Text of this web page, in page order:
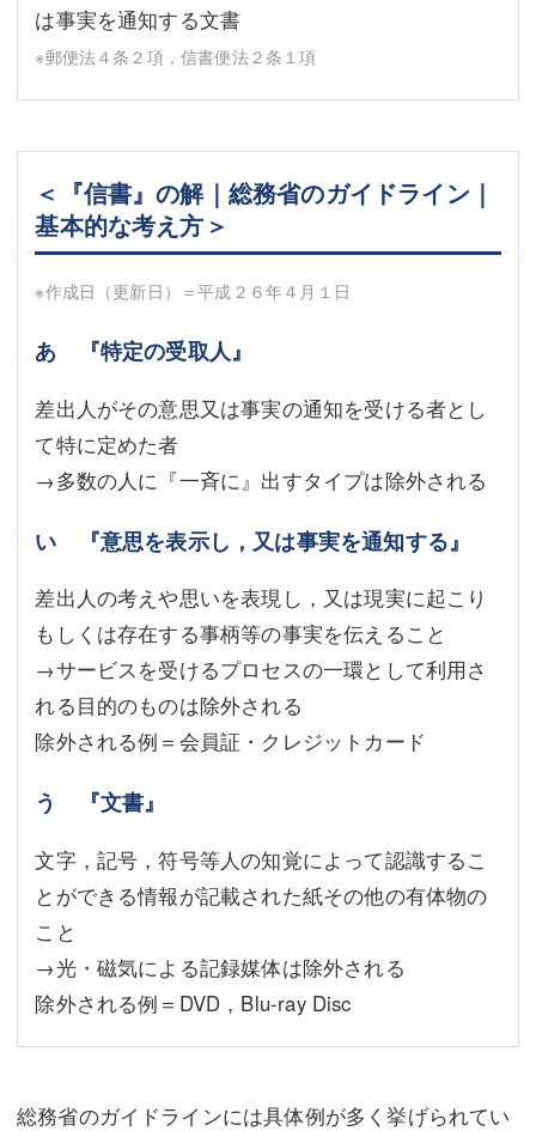
は事実を通知する文書
※郵便法４条２項，信書便法２条１項
＜『信書』の解｜総務省のガイドライン｜
基本的な考え方＞
※作成日（更新日）＝平成２６年４月１日
あ 『特定の受取人』
差出人がその意思又は事実の通知を受ける者とし
て特に定めた者
→多数の人に『一斉に』出すタイプは除外される
い 『意思を表示し，又は事実を通知する』
差出人の考えや思いを表現し，又は現実に起こり
もしくは存在する事柄等の事実を伝えること
→サービスを受けるプロセスの一環として利用さ
れる目的のものは除外される
除外される例＝会員証・クレジットカード
う 『文書』
文字，記号，符号等人の知覚によって認識するこ
とができる情報が記載された紙その他の有体物の
こと
→光・磁気による記録媒体は除外される
除外される例＝DVD，Blu-ray Disc
総務省のガイドラインには具体例が多く挙げられてい